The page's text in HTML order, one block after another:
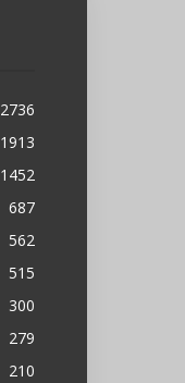
2736
1913
1452
687
562
515
300
279
210